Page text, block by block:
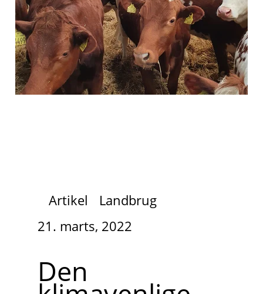
Artikel
Landbrug
21. marts, 2022
Den